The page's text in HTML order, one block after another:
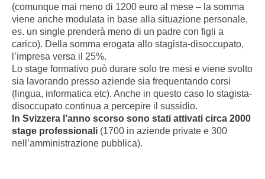
(comunque mai meno di 1200 euro al mese – la somma
viene anche modulata in base alla situazione personale,
es. un single prenderà meno di un padre con figli a
carico). Della somma erogata allo stagista-disoccupato,
l’impresa versa il 25%.
Lo stage formativo può durare solo tre mesi e viene svolto
sia lavorando presso aziende sia frequentando corsi
(lingua, informatica etc). Anche in questo caso lo stagista-
disoccupato continua a percepire il sussidio.
In Svizzera l’anno scorso sono stati attivati circa 2000
stage professionali (1700 in aziende private e 300
nell’amministrazione pubblica).